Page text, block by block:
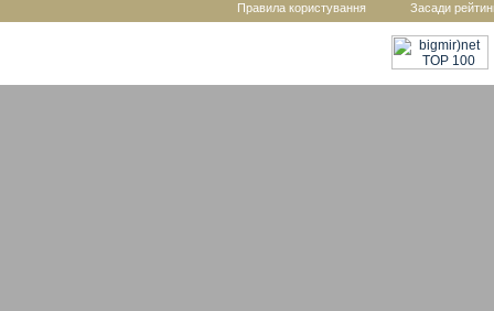
Правила користування Засади